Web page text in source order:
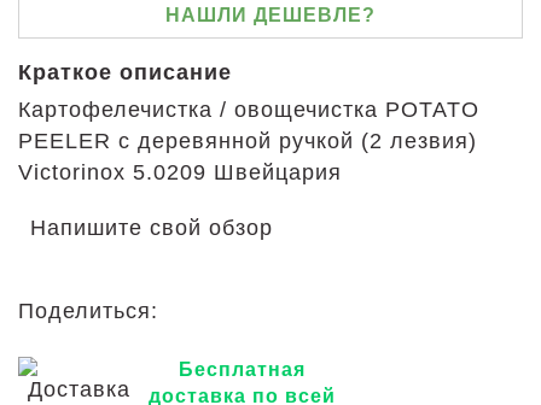
НАШЛИ ДЕШЕВЛЕ?
Краткое описание
Картофелечистка / овощечистка POTATO
PEELER с деревянной ручкой (2 лезвия)
Victorinox 5.0209 Швейцария
Напишите свой обзор
Поделиться:
Бесплатная
доставка по всей